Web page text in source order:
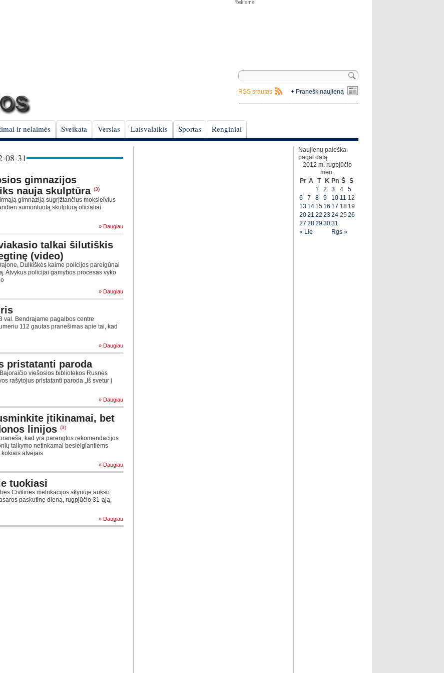
+ Pranešk naujieną
RSS srautas
ir nelaimės Sveikata Verslas Laisvalaikis Sportas Renginiai
08-31
gimnazijos
nauja skulptūra (3)
gimnaziją sugrįžtančius moksleivius
sumontuotą skulptūrą oficialiai
» Daugiau
talkai šilutiškis
(video)
Dulkiškės kaime policijos pareigūnai
Atvykus policijai gamybos procesas vyko
» Daugiau
val. Bendrajame pagalbos centre
112 gautas pranešimas apie tai, kad
» Daugiau
pristatanti paroda
viešosios bibliotekos Rusnės
rašytojus pristatanti paroda „Iš svetur į
» Daugiau
įtikinamai, bet
linijos (3)
kad yra parengtos rekomendacijos
taikymo netinkamai besielgiantiems
atvejais
» Daugiau
tuokiasi
Civilinės metrikacijos skyriuje aukso
paskutinę dieną, rugpjūčio 31-ąją,
» Daugiau
Naujienų paieška
pagal datą
2012 m. rugpjūčio
mėn.
Pr A T K Pn Š S
« Lie Rgs »
1 2 3 4
5
6
7 8 9 10 11 12
13 14 15 16 17 18 19
2021 22 2324 25 26
27 28293031